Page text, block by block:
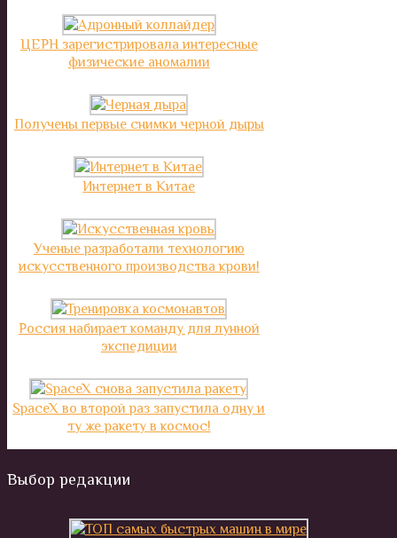
ЦЕРН зарегистрировала интересные
физические аномалии
Получены первые снимки черной дыры
Интернет в Китае
Ученые разработали технологию
искусственного производства крови!
Россия набирает команду для лунной
экспедиции
SpaceX во второй раз запустила одну и
ту же ракету в космос!
Выбор редакции